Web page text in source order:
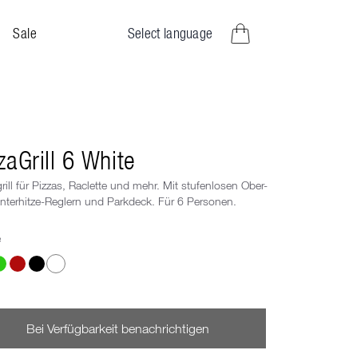
Sale Select language
Artikel im
6 White
für Pizzas, Raclette und mehr. Mit stufenlosen Ober-
Reglern und Parkdeck. Für 6 Personen.
eine Farbe
Bei Verfügbarkeit benachrichtigen